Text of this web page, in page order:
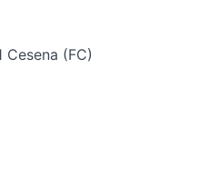
Cesena (FC)